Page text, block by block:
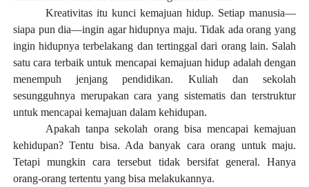
Kreativitas itu kunci kemajuan hidup. Setiap manusia—
siapa pun dia—ingin agarhidupnya maju. Tidak ada orang yang
ingin hidupnya terbelakang dan tertinggal dari orang lain. Salah
satu cara terbaik untuk mencapai kemajuan hidup adalah dengan
menempuh jenjang pendidikan. Kuliah dan sekolah
sesungguhnya merupakan cara yang sistematis dan terstruktur
untuk mencapai kemajuan dalam kehidupan.
Apakah tanpa sekolah orang bisa mencapai kemajuan
kehidupan? Tentu bisa. Ada banyak cara orang untuk maju.
Tetapi mungkin cara tersebut tidak bersifat general. Hanya
orang-orang tertentu yang bisa melakukannya.